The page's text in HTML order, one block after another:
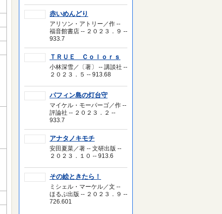
赤いめんどり
アリソン・アトリー／作 --
福音館書店 -- ２０２３．９ --
933.7
ＴＲＵＥ Ｃｏｌｏｒｓ
小林深雪／〔著〕 -- 講談社 --
２０２３．５ -- 913.68
パフィン島の灯台守
マイケル・モーパーゴ／作 --
評論社 -- ２０２３．２ --
933.7
アナタノキモチ
安田夏菜／著 -- 文研出版 --
２０２３．１０ -- 913.6
その絵ときたら！
ミシェル・マーケル／文 --
ほるぷ出版 -- ２０２３．９ --
726.601